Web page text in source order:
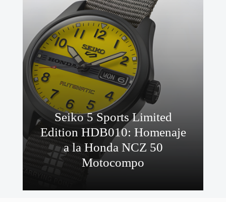
Seiko 5 Sports Limited
Edition HDB010: Homenaje
a la Honda NCZ 50
Motocompo